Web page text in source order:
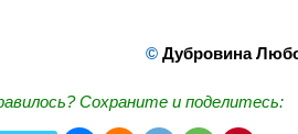
© Дубровина
Сохраните и поделитесь: